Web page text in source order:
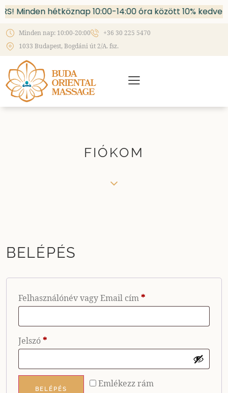
Minden hétköznap 10:00-14:00 óra között 10%
Minden nap: 10:00-20:00
+36 30 225 5470
1033 Budapest, Bogdáni út 2/A. fsz.
FIÓKOM
BELÉPÉS
Felhasználónév vagy Email cím*
Jelszó*
Emlékezz rám
BELÉPÉS